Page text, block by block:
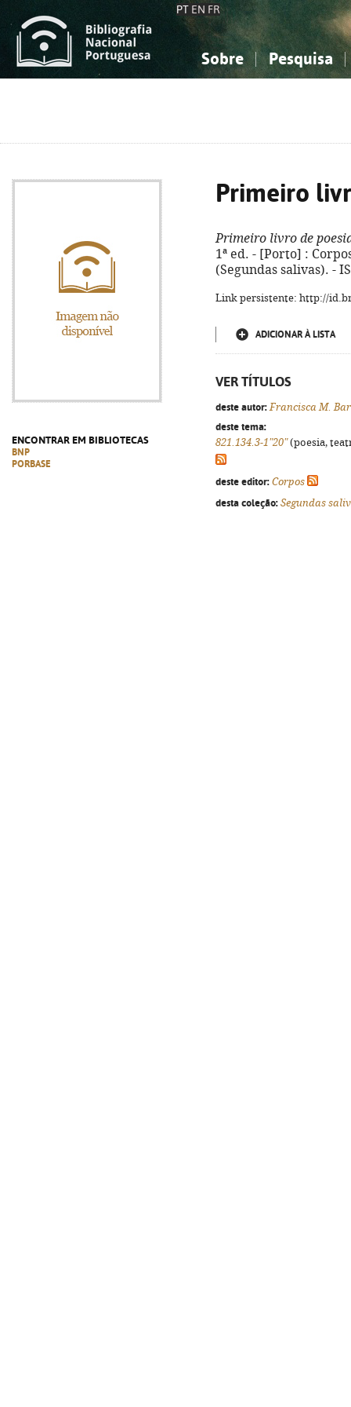
PT EN FR
Sobre Pesquisa
ENCONTRAR EM BIBLIOTECAS
BNP
PORBASE
Primeiro
Primeiro livro de
1ª ed. - [Porto] :
(Segundas salivas). -
Link persistente: http://
ADICIONAR À LISTA
VER TÍTULOS
deste autor: Francisca M.
deste tema:
821.134.3-1"20"(poesia,
deste editor: Corpos
desta coleção: Segundas